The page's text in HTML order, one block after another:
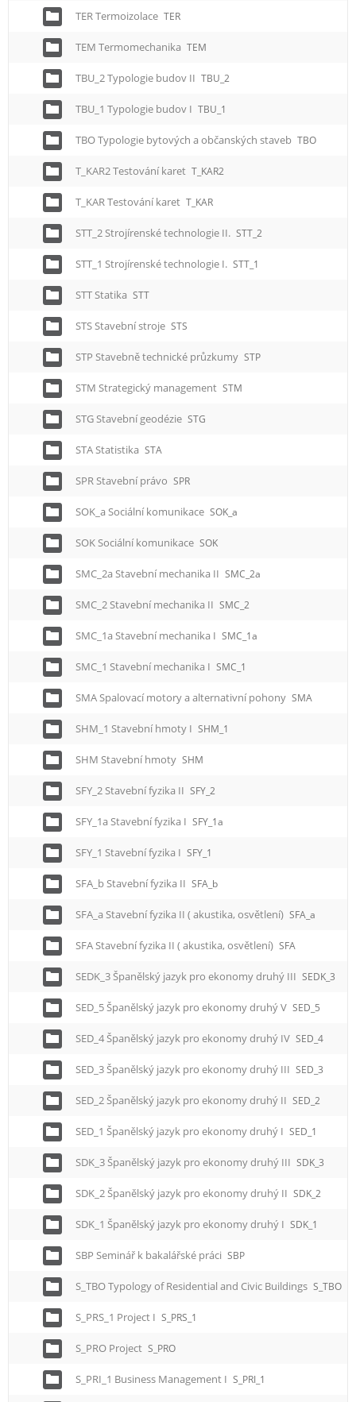
TER Termoizolace TER
TEM Termomechanika TEM
TBU_2 Typologie budov II TBU_2
TBU_1 Typologie budov I TBU_1
TBO Typologie bytových a občanských staveb TBO
T_KAR2 Testování karet T_KAR2
T_KAR Testování karet T_KAR
STT_2 Strojírenské technologie II. STT_2
STT_1 Strojírenské technologie I. STT_1
STT Statika STT
STS Stavební stroje STS
STP Stavebně technické průzkumy STP
STM Strategický management STM
STG Stavební geodézie STG
STA Statistika STA
SPR Stavební právo SPR
SOK_a Sociální komunikace SOK_a
SOK Sociální komunikace SOK
SMC_2a Stavební mechanika II SMC_2a
SMC_2 Stavební mechanika II SMC_2
SMC_1a Stavební mechanika I SMC_1a
SMC_1 Stavební mechanika I SMC_1
SMA Spalovací motory a alternativní pohony SMA
SHM_1 Stavební hmoty I SHM_1
SHM Stavební hmoty SHM
SFY_2 Stavební fyzika II SFY_2
SFY_1a Stavební fyzika I SFY_1a
SFY_1 Stavební fyzika I SFY_1
SFA_b Stavební fyzika II SFA_b
SFA_a Stavební fyzika II ( akustika, osvětlení) SFA_a
SFA Stavební fyzika II ( akustika, osvětlení) SFA
SEDK_3 Španělský jazyk pro ekonomy druhý III SEDK_3
SED_5 Španělský jazyk pro ekonomy druhý V SED_5
SED_4 Španělský jazyk pro ekonomy druhý IV SED_4
SED_3 Španělský jazyk pro ekonomy druhý III SED_3
SED_2 Španělský jazyk pro ekonomy druhý II SED_2
SED_1 Španělský jazyk pro ekonomy druhý I SED_1
SDK_3 Španělský jazyk pro ekonomy druhý III SDK_3
SDK_2 Španělský jazyk pro ekonomy druhý II SDK_2
SDK_1 Španělský jazyk pro ekonomy druhý I SDK_1
SBP Seminář k bakalářské práci SBP
S_TBO Typology of Residential and Civic Buildings S_TBO
S_PRS_1 Project I S_PRS_1
S_PRO Project S_PRO
S_PRI_1 Business Management I S_PRI_1